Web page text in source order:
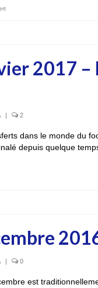
2017 –
2
dans le monde du
depuis quelque
0
est